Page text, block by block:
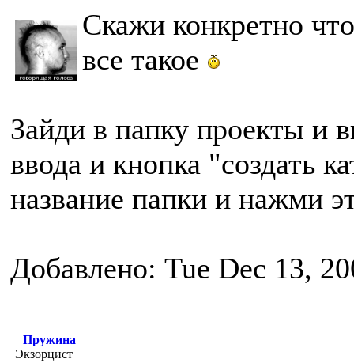
Скажи конкретно
все такое
Зайди в папку проекты и
ввода и кнопка "создать
название папки и нажми
Добавлено: Tue Dec 13,
Пружина
Экзорцист